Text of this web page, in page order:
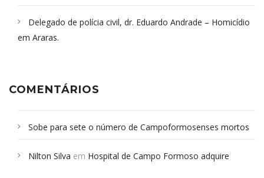
Delegado de polícia civil, dr. Eduardo Andrade – Homicídio
em Araras.
COMENTÁRIOS
Sobe para sete o número de Campoformosenses mortos
Campoformosenses que morreram em desabamentos são
Nilton Silva em Hospital de Campo Formoso adquire